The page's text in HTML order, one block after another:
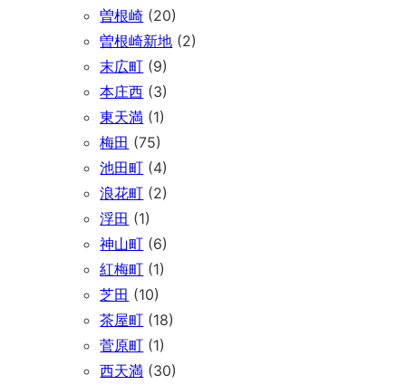
曽根崎 (20)
曽根崎新地 (2)
末広町 (9)
本庄西 (3)
東天満 (1)
梅田 (75)
池田町 (4)
浪花町 (2)
浮田 (1)
神山町 (6)
紅梅町 (1)
芝田 (10)
茶屋町 (18)
菅原町 (1)
西天満 (30)